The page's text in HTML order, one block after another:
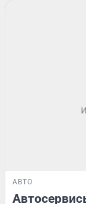
АВТО